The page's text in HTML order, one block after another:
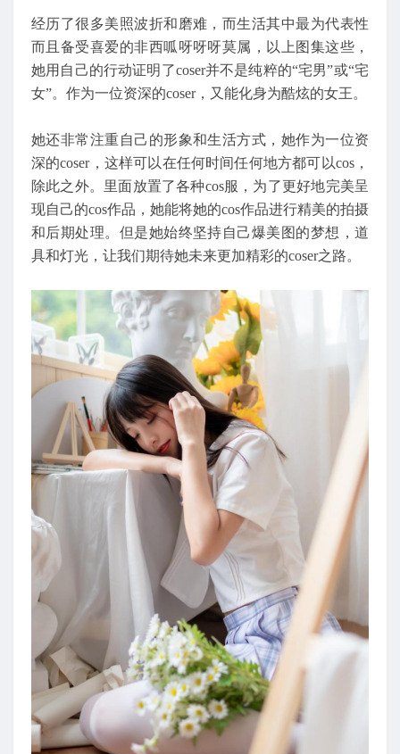
经历了很多美照波折和磨难，而生活其中最为代表性
而且备受喜爱的非西呱呀呀呀莫属，以上图集这些，
她用自己的行动证明了coser并不是纯粹的“宅男”或“宅
女”。作为一位资深的coser，又能化身为酷炫的女王。
她还非常注重自己的形象和生活方式，她作为一位资
深的coser，这样可以在任何时间任何地方都可以cos，
除此之外。里面放置了各种cos服，为了更好地完美呈
现自己的cos作品，她能将她的cos作品进行精美的拍摄
和后期处理。但是她始终坚持自己爆美图的梦想，道
具和灯光，让我们期待她未来更加精彩的coser之路。